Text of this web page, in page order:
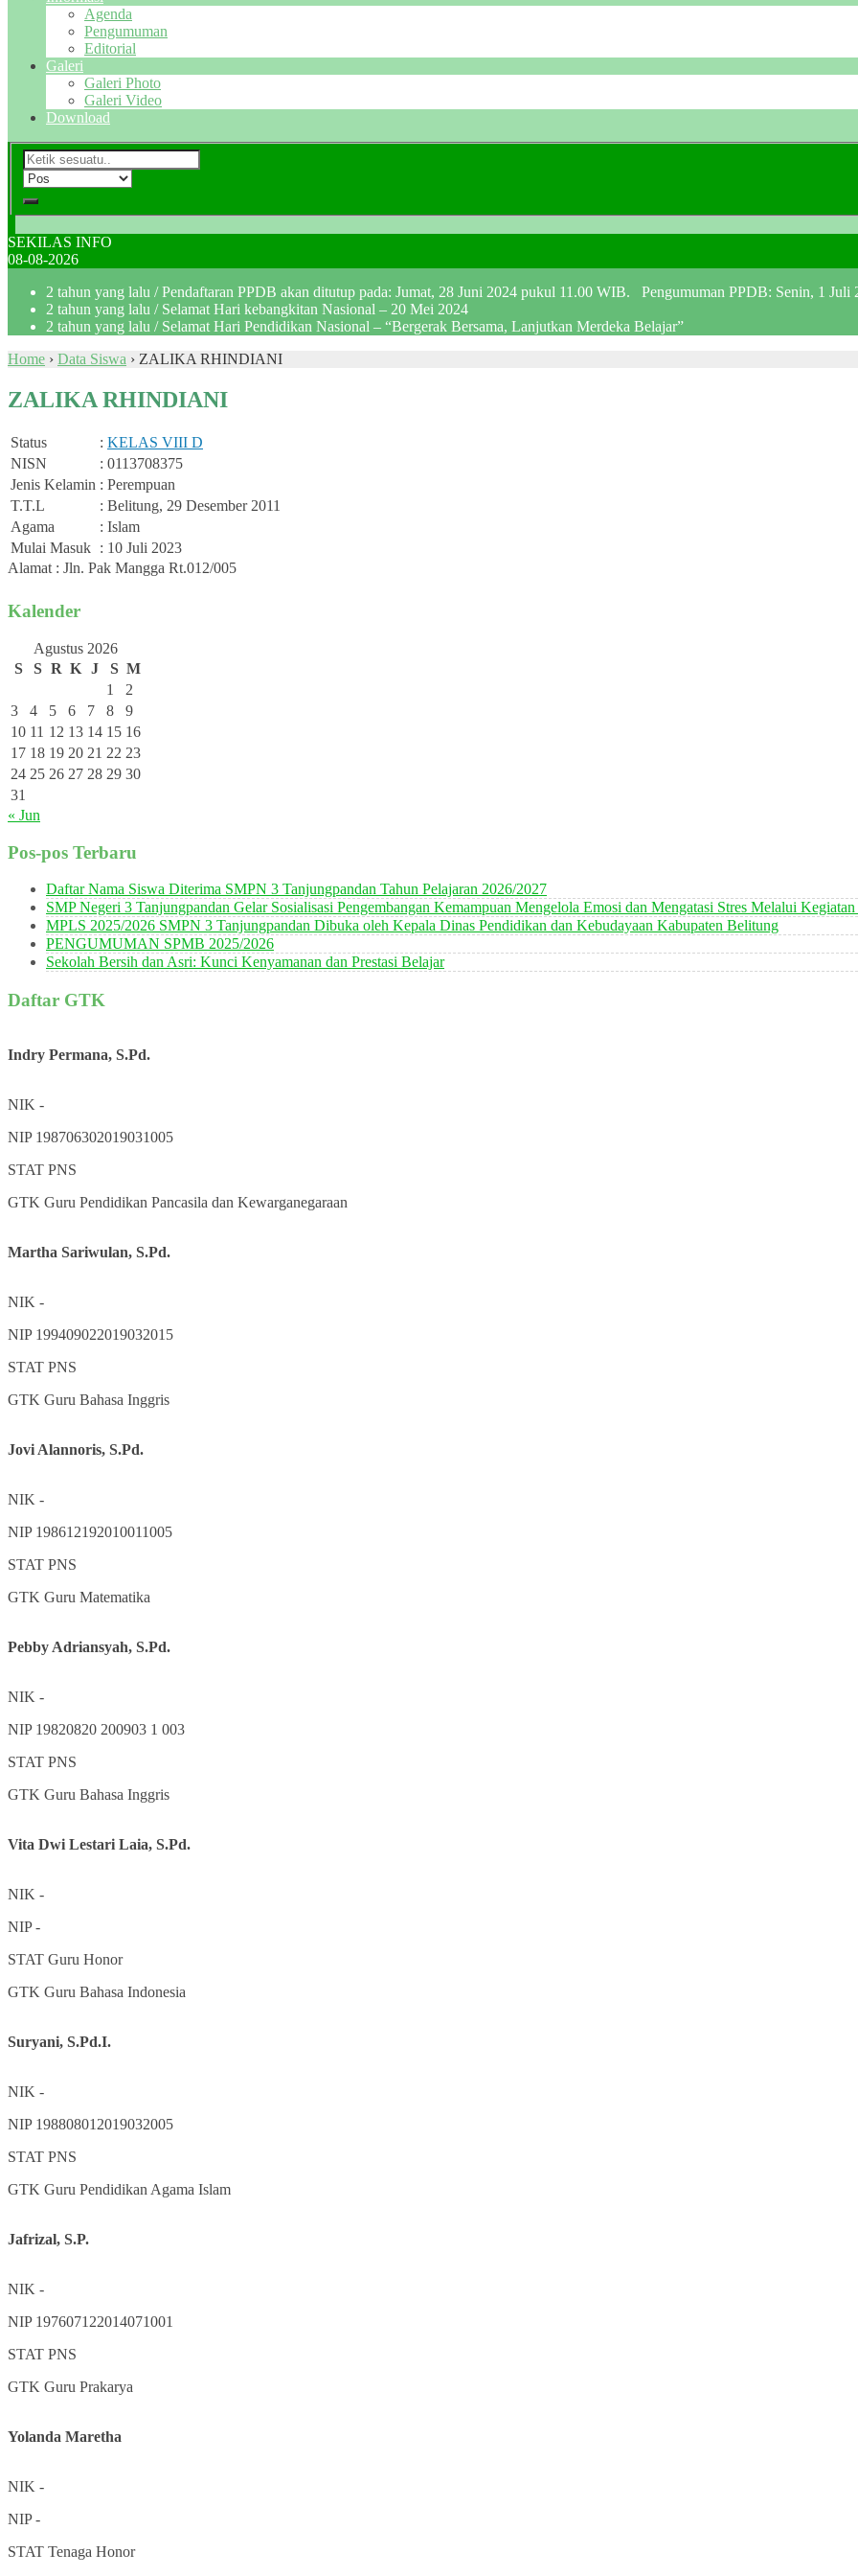
Agenda
Pengumuman
Editorial
Galeri
Galeri Photo
Galeri Video
Download
SEKILAS INFO
08-08-2026
2 tahun yang lalu / Pendaftaran PPDB akan ditutup pada: Jumat, 28 Juni 2024 pukul 11.00 WIB. Pengumuman PPDB: Senin, 1 Juli
2 tahun yang lalu / Selamat Hari kebangkitan Nasional – 20 Mei 2024
2 tahun yang lalu / Selamat Hari Pendidikan Nasional – “Bergerak Bersama, Lanjutkan Merdeka Belajar”
Home › Data Siswa › ZALIKA RHINDIANI
ZALIKA RHINDIANI
Status : KELAS VIII D
NISN
: 0113708375
Jenis Kelamin : Perempuan
T.T.L
: Belitung, 29 Desember 2011
Agama
: Islam
Mulai Masuk : 10 Juli 2023
Alamat : Jln. Pak Mangga Rt.012/005
Kalender
Agustus 2026
S
S R K J S M
1
2
3
4 5 6 7 8
9
10 11 12 13 14 15 16
17 18 19 20 21 22 23
24 25 26 27 28 29 30
31
« Jun
Pos-pos Terbaru
Daftar Nama Siswa Diterima SMPN 3 Tanjungpandan Tahun Pelajaran 2026/2027
SMP Negeri 3 Tanjungpandan Gelar Sosialisasi Pengembangan Kemampuan Mengelola Emosi dan Mengatasi Stres Melalui
MPLS 2025/2026 SMPN 3 Tanjungpandan Dibuka oleh Kepala Dinas Pendidikan dan Kebudayaan Kabupaten Belitung
PENGUMUMAN SPMB 2025/2026
Sekolah Bersih dan Asri: Kunci Kenyamanan dan Prestasi Belajar
Daftar GTK
Indry Permana, S.Pd.
NIK -
NIP 198706302019031005
STAT PNS
GTK Guru Pendidikan Pancasila dan Kewarganegaraan
Martha Sariwulan, S.Pd.
NIK -
NIP 199409022019032015
STAT PNS
GTK Guru Bahasa Inggris
Jovi Alannoris, S.Pd.
NIK -
NIP 198612192010011005
STAT PNS
GTK Guru Matematika
Pebby Adriansyah, S.Pd.
NIK -
NIP 19820820 200903 1 003
STAT PNS
GTK Guru Bahasa Inggris
Vita Dwi Lestari Laia, S.Pd.
NIK -
NIP-
STAT Guru Honor
GTK Guru Bahasa Indonesia
Suryani, S.Pd.I.
NIK -
NIP 198808012019032005
STAT PNS
GTK Guru Pendidikan Agama Islam
Jafrizal, S.P.
NIK -
NIP 197607122014071001
STAT PNS
GTK Guru Prakarya
Yolanda Maretha
NIK -
NIP-
STAT Tenaga Honor